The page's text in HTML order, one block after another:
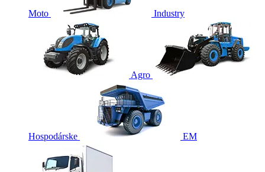
Moto Industry
Agro
Hospodárske EM